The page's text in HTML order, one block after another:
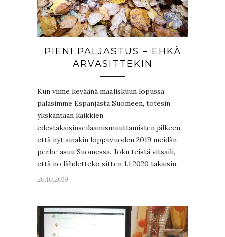
PIENI PALJASTUS – EHKÄ
ARVASITTEKIN
Kun viime keväänä maaliskuun lopussa
palasimme Espanjasta Suomeen, totesin
ykskantaan kaikkien
edestakaisinseilaamismuuttamisten jälkeen,
että nyt ainakin loppuvuoden 2019 meidän
perhe asuu Suomessa. Joku teistä vitsaili,
että no lähdettekö sitten 1.1.2020 takaisin…
26.10.2019